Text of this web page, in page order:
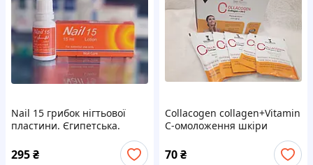
Nail 15 грибок нігтьової
пластини. Єгипетська.
295₴
Collacogen collagen+Vitamin
C-омоложення шкіри
70₴